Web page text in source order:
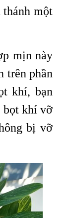
một
mịn này
trên phần
khí, bạn
bọt khí vỡ
bị vỡ